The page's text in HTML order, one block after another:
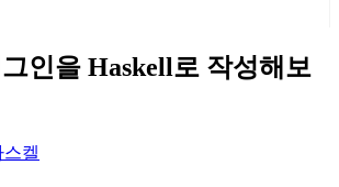
인을 Haskell로 작성해보
스켈